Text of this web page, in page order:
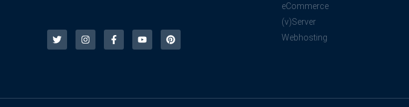
eCommerce
(v)Server
Webhosting